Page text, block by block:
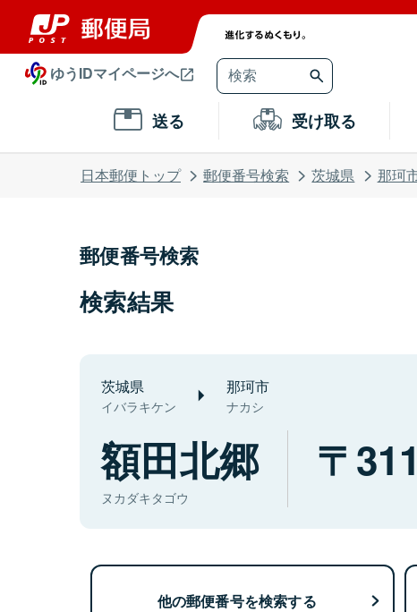
ゆうIDマイページへ
送る 受け取る
日本郵便トップ 郵便番号検索 茨城県 那珂
郵便番号検索
検索結果
茨城県
イバラキケン
那珂市
ナカシ
額田北郷
ヌカダキタゴウ
他の郵便番号を検索する